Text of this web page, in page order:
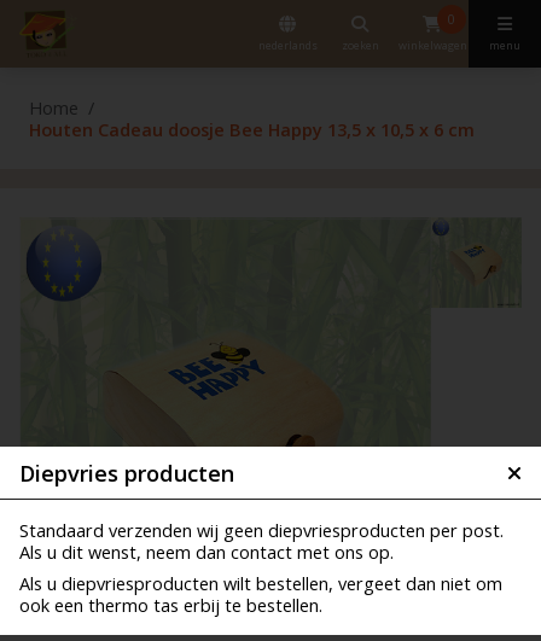
nederlands zoeken
0
winkelwagen menu
Diepvries producten
Standaard verzenden wij geen diepvriesproducten per post.
Als u dit wenst, neem dan contact met ons op.
Als u diepvriesproducten wilt bestellen, vergeet dan niet om
ook een thermo tas erbij te bestellen.
Home
Houten Cadeau doosje Bee Happy 13,5 x 10,5 x 6 cm